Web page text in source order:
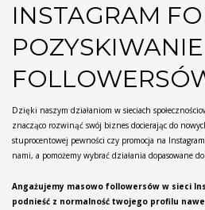
INSTAGRAM
POZYSKIWANIE
Dzięki naszym działaniom w sieciach
znacząco rozwinąć swój biznes docierając do
stuprocentowej pewności czy promocja na
nami, a pomożemy wybrać działania dopasowane
Angażujemy masowo followersów w sieci
podnieść z normalność twojego profilu